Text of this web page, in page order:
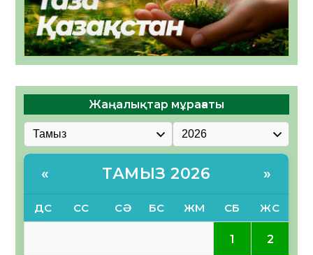
Жаңалықтар мұрағаты
« ТАМЫЗ 2026 »
ДС СС СӘ БС ЖМ СБ ЖС
1 2